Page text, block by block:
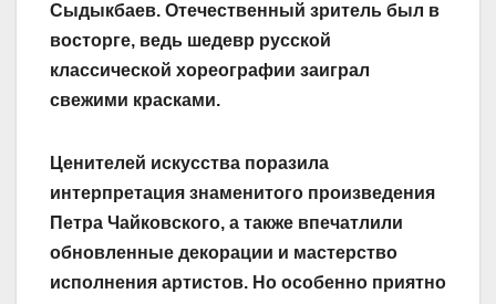
Сыдыкбаев. Отечественный зритель был в
восторге, ведь шедевр русской
классической хореографии заиграл
свежими красками.
Ценителей искусства поразила
интерпретация знаменитого произведения
Петра Чайковского, а также впечатлили
обновленные декорации и мастерство
исполнения артистов. Но особенно приятно